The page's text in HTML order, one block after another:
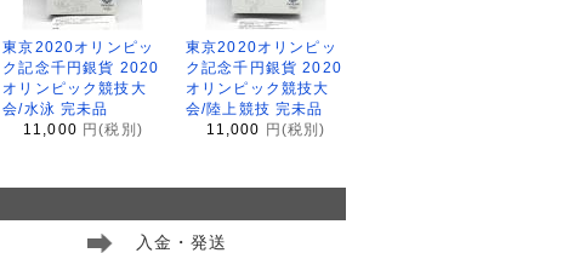
東京2020オリンピッ
ク記念千円銀貨 2020
オリンピック競技大
会/水泳 完未品
11,000 円(税別)
東京2020オリンピッ
ク記念千円銀貨 2020
オリンピック競技大
会/陸上競技 完未品
11,000 円(税別)
入金・発送